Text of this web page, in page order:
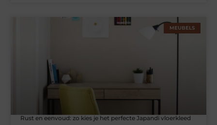
MEUBELS
Rust en eenvoud: zo kies je het perfecte Japandi vloerkleed